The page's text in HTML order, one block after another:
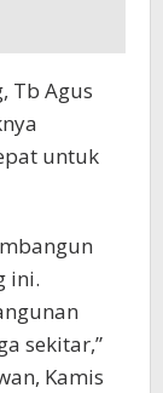
Tb Agus
untuk
ini.
sekitar,”
Kamis